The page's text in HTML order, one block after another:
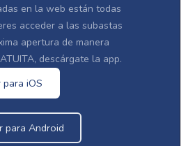
en la web están todas
acceder a las subastas
apertura de manera
descárgate la app.
iOS
para Android